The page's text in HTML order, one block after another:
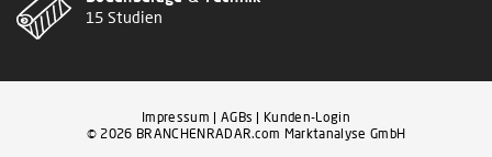
15 Studien
Impressum | AGBs | Kunden-Login
© 2026 BRANCHENRADAR.com Marktanalyse GmbH